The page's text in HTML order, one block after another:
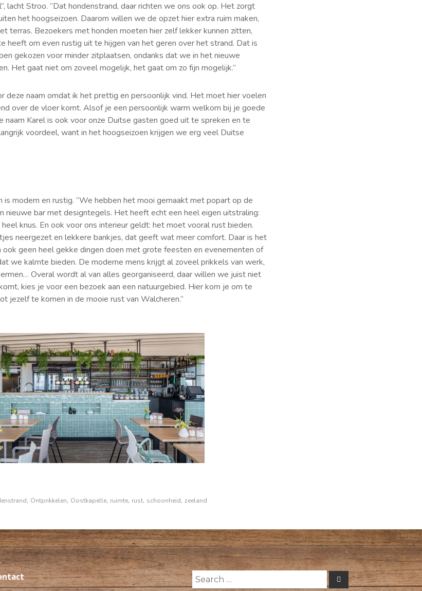
lacht Stroo. “Dat hondenstrand, daar richten we ons ook op. Het zorgt
het hoogseizoen. Daarom willen we de opzet hier extra ruim maken,
terras. Bezoekers met honden moeten hier zelf lekker kunnen zitten,
heeft om even rustig uit te hijgen van het geren over het strand. Dat is
gekozen voor minder zitplaatsen, ondanks dat we in het nieuwe
Het gaat niet om zoveel mogelijk, het gaat om zo fijn mogelijk.”
deze naam omdat ik het prettig en persoonlijk vind. Het moet hier voelen
over de vloer komt. Alsof je een persoonlijk warm welkom bij je goede
naam Karel is ook voor onze Duitse gasten goed uit te spreken en te
voordeel, want in het hoogseizoen krijgen we erg veel Duitse
is modern en rustig. “We hebben het mooi gemaakt met popart op de
nieuwe bar met designtegels. Het heeft echt een heel eigen uitstraling:
knus. En ook voor ons interieur geldt: het moet vooral rust bieden.
neergezet en lekkere bankjes, dat geeft wat meer comfort. Daar is het
ook geen heel gekke dingen doen met grote feesten en evenementen of
we kalmte bieden. De moderne mens krijgt al zoveel prikkels van werk,
Overal wordt al van alles georganiseerd, daar willen we juist niet
kies je voor een bezoek aan een natuurgebied. Hier kom je om te
jezelf te komen in de mooie rust van Walcheren.”
, Ontprikkelen, Oostkapelle, ruimte, rust, schoonheid,zeeland
Search
for:
Search